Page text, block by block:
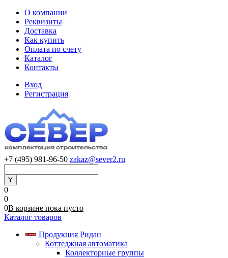
О компании
Реквизиты
Доставка
Как купить
Оплата по счету
Каталог
Контакты
Вход
Регистрация
+7 (495) 981-96-50 zakaz@sever2.ru
0
0
0В корзине пока пусто
Каталог товаров
Продукция Ридан
Коттеджная автоматика
Коллекторные группы